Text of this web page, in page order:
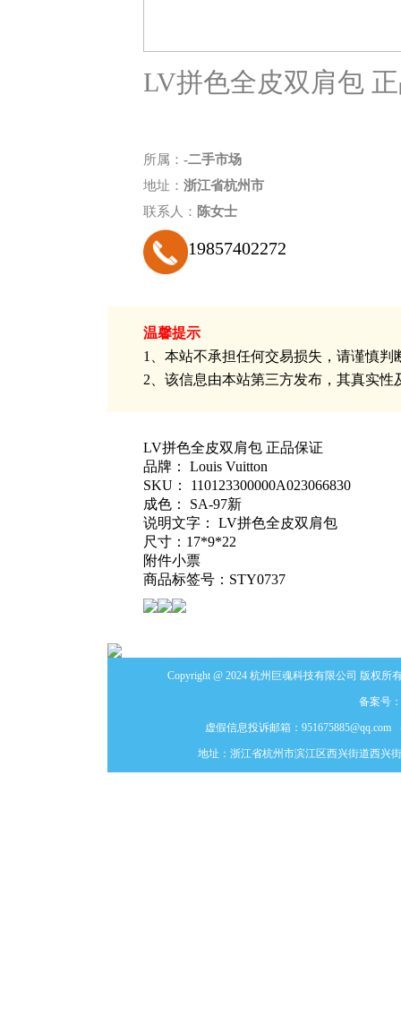
LV拼色全皮双肩包
所属： -二手市场
地址： 浙江省杭州市
联系人： 陈女士
19857402272
温馨提示
1、本站不承担任何交易损失，请谨慎
2、该信息由本站第三方发布，其真实
LV拼色全皮双肩包 正品保证
品牌： Louis Vuitton
SKU： 110123300000A023066830
成色： SA-97新
说明文字： LV拼色全皮双肩包
尺寸：17*9*22
附件小票
商品标签号：STY0737
Copyright @ 2024 杭州巨魂科技有限公司 版权所
备案号：
虚假信息投诉邮箱：
地址：浙江省杭州市滨江区西兴街道西兴街